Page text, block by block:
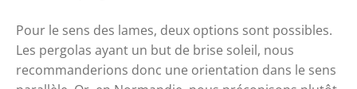
Pour le sens des lames, deux options sont possibles.
Les pergolas ayant un but de brise soleil, nous
recommanderions donc une orientation dans le sens